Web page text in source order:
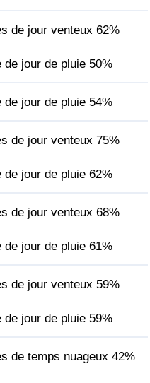
de jour venteux 62%
de jour de pluie 50%
de jour de pluie 54%
de jour venteux 75%
de jour de pluie 62%
de jour venteux 68%
de jour de pluie 61%
de jour venteux 59%
de jour de pluie 59%
de temps nuageux 42%